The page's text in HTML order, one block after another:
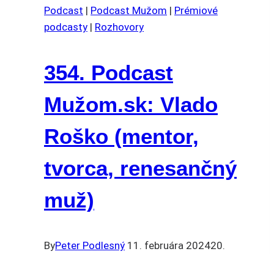
Podcast | Podcast Mužom | Prémiové
podcasty | Rozhovory
354. Podcast
Mužom.sk: Vlado
Roško (mentor,
tvorca, renesančný
muž)
ByPeter Podlesný 11. februára 202420.